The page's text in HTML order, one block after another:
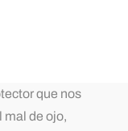
que nos
mal de ojo,